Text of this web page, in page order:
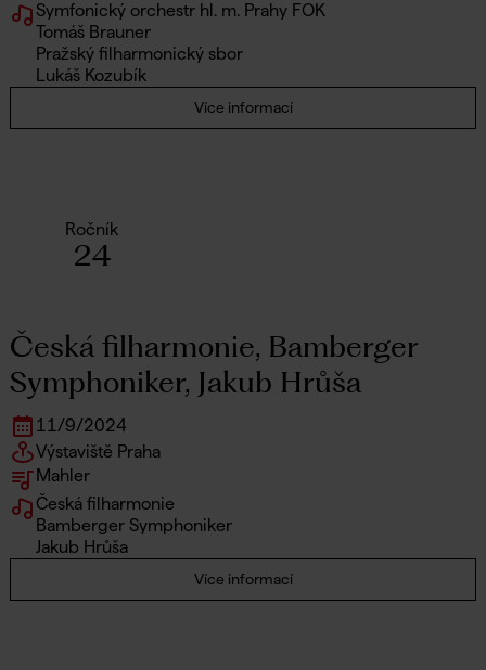
Symfonický orchestr hl. m. Prahy FOK
Tomáš Brauner
Pražský filharmonický sbor
Lukáš Kozubík
Více informací
Ročník
24
Česká filharmonie, Bamberger
Symphoniker, Jakub Hrůša
11/9/2024
Výstaviště Praha
Mahler
Česká filharmonie
Bamberger Symphoniker
Jakub Hrůša
Více informací